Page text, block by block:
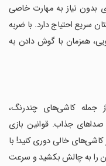
2023 است. این بازی بدون نیاز به مهارت خاصی
سریع احتیاج دارد. با ضربه
همزمان با گوش دادن به
جمله کاشی‌های چندرنگ،
جذاب. قوانین بازی
خالی دوری کنید! با
را به چالش بکشید و سرعت